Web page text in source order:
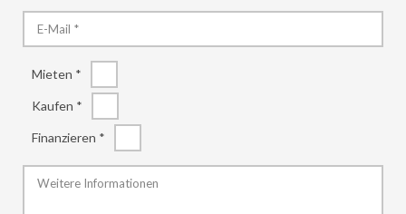
Mieten *
Kaufen *
Finanzieren *